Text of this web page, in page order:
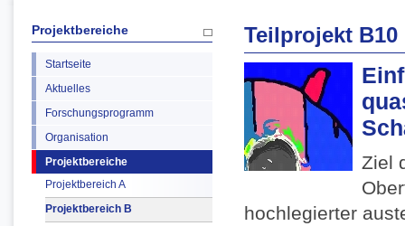
Projektbereiche
Startseite
Aktuelles
Forschungsprogramm
Organisation
Projektbereiche
Projektbereich A
Projektbereich B
Teilprojekt B10
Ziel
hochlegierter